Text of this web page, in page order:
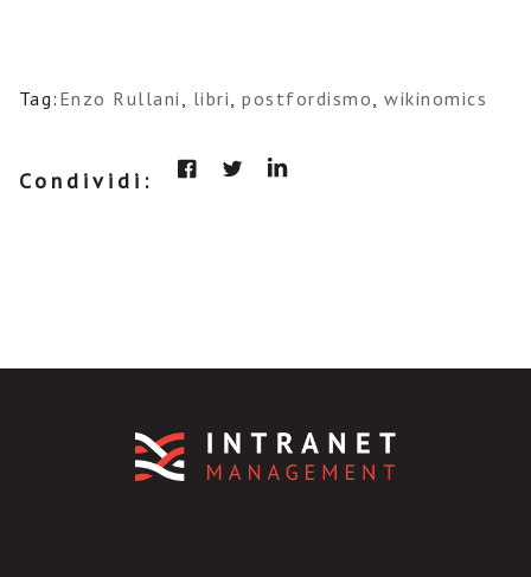
Tag: Enzo Rullani , libri,postfordismo,wikinomics
Condividi: